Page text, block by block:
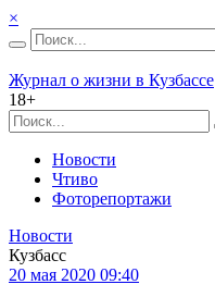
×
Журнал о жизни в Кузбассе
18+
Новости
Чтиво
Фоторепортажи
Новости
Кузбасс
20 мая 2020 09:40